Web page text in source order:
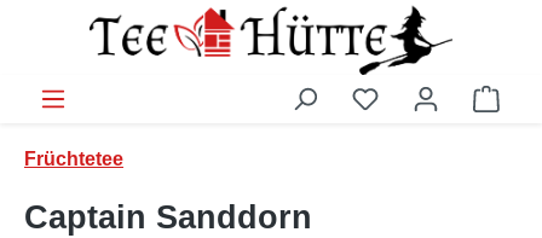
Zum Hauptinhalt springen
Früchtetee
Captain Sanddorn